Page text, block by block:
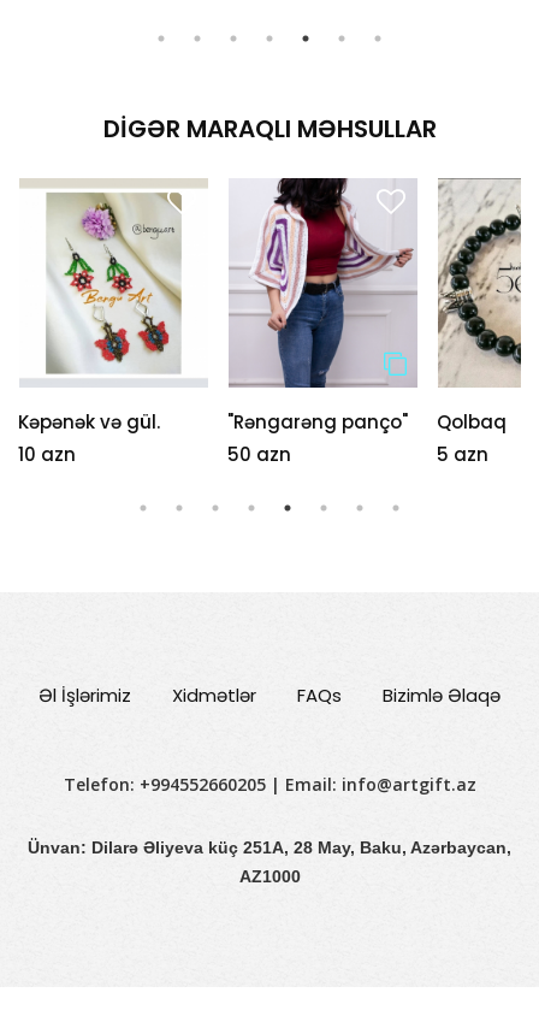
DIGƏR MARAQLI MƏHSULLAR
Kəpənək və gül.
10 azn
"Rəngarəng panço"
50 azn
Qolbaq
5 azn
Əl İşlərimiz Xidmətlər FAQs Bizimlə Əlaqə
Telefon: +994552660205 | Email: info@artgift.az
Ünvan: Dilarə Əliyeva küç 251A, 28 May, Baku, Azərbaycan,
AZ1000